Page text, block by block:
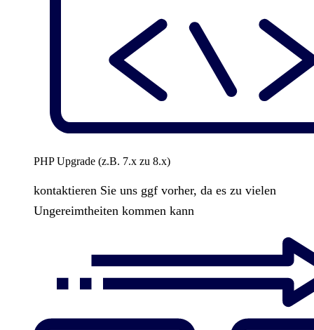
PHP Upgrade (z.B. 7.x zu 8.x)
kontaktieren Sie uns ggf vorher, da es zu vielen
Ungereimtheiten kommen kann